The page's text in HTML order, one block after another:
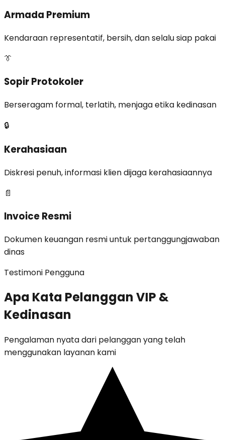
Armada Premium
Kendaraan representatif, bersih, dan selalu siap pakai
👔
Sopir Protokoler
Berseragam formal, terlatih, menjaga etika kedinasan
🔒
Kerahasiaan
Diskresi penuh, informasi klien dijaga kerahasiaannya
📄
Invoice Resmi
Dokumen keuangan resmi untuk pertanggungjawaban
dinas
Testimoni Pengguna
Apa Kata PelangganVIP &
Kedinasan
Pengalaman nyata dari pelanggan yang telah
menggunakan layanan kami